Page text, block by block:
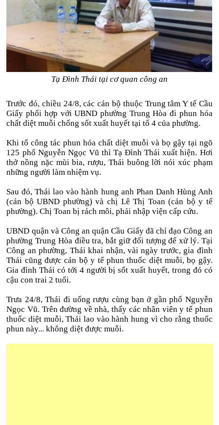
Tạ Đình Thái tại cơ quan công an
Trước đó, chiều 24/8, các cán bộ thuộc Trung tâm Y tế Cầu
Giấy phối hợp với UBND phường Trung Hòa đi phun hóa
chất diệt muỗi chống sốt xuất huyết tại tổ 4 của phường.
Khi tổ công tác phun hóa chất diệt muỗi và bọ gậy tại ngõ
125 phố Nguyễn Ngọc Vũ thì Tạ Đình Thái xuất hiện. Hơi
thở nồng nặc mùi bia, rượu, Thái buông lời nói xúc phạm
những người làm nhiệm vụ.
Sau đó, Thái lao vào hành hung anh Phan Danh Hùng Anh
(cán bộ UBND phường) và chị Lê Thị Toan (cán bộ y tế
phường). Chị Toan bị rách môi, phải nhập viện cấp cứu.
UBND quận và Công an quận Cầu Giấy đã chỉ đạo Công an
phường Trung Hòa điều tra, bắt giữ đối tượng để xử lý. Tại
Công an phường, Thái khai nhận, vài ngày trước, gia đình
Thái cũng được cán bộ y tế phun thuốc diệt muỗi, bọ gậy.
Gia đình Thái có tới 4 người bị sốt xuất huyết, trong đó có
cậu con trai 2 tuổi.
Trưa 24/8, Thái đi uống rượu cùng bạn ở gần phố Nguyễn
Ngọc Vũ. Trên đường về nhà, thấy các nhân viên y tế phun
thuốc diệt muỗi, Thái lao vào hành hung vì cho rằng thuốc
phun này... không diệt được muỗi.